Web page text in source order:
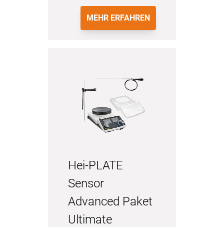
MEHR ERFAHREN
Hei-PLATE
Sensor
Advanced Paket
Ultimate